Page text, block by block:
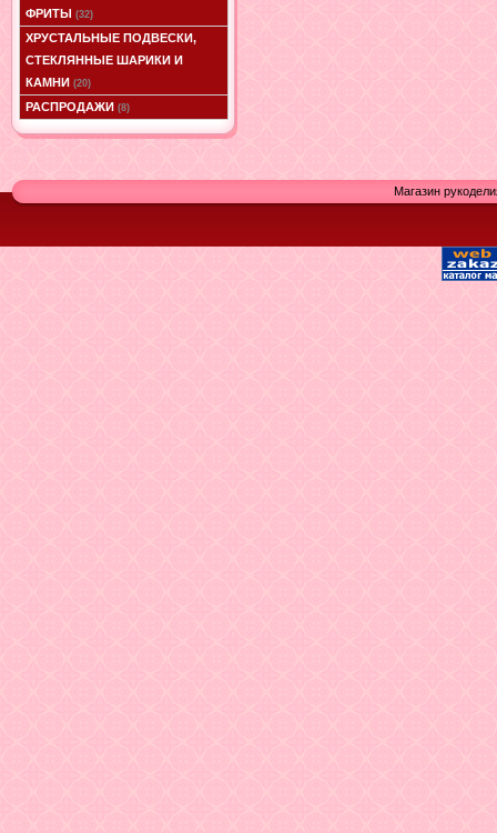
ФРИТЫ (32)
ХРУСТАЛЬНЫЕ ПОДВЕСКИ,
СТЕКЛЯННЫЕ ШАРИКИ И
КАМНИ (20)
РАСПРОДАЖИ (8)
Магазин